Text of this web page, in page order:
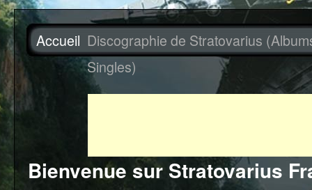
Accueil Discographie de Stratovarius
Singles)
Bienvenue sur Stratovarius